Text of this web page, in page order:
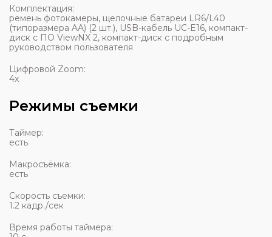
Комплектация:
ремень фотокамеры, щелочные батареи LR6/L40
(типоразмера AA) (2 шт.), USB-кабель UC-E16, компакт-
диск с ПО ViewNX 2, компакт-диск с подробным
руководством пользователя
Цифровой Zoom:
4x
Режимы съемки
Таймер:
есть
Макросъёмка:
есть
Скорость съемки:
1.2 кадр./сек
Время работы таймера: